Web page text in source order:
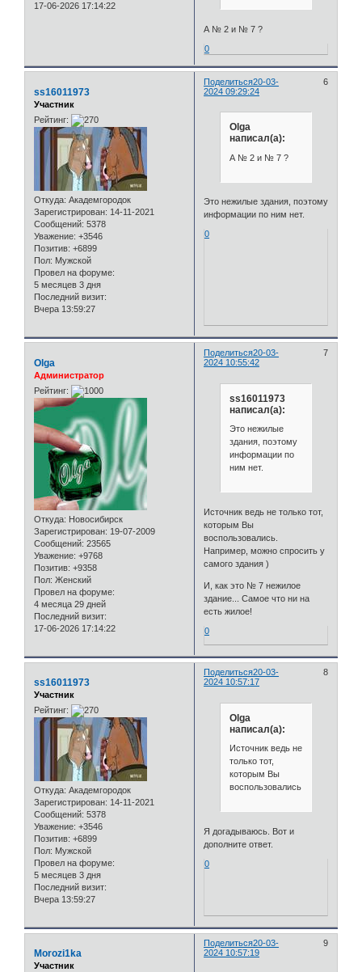
17-06-2026 17:14:22
А № 2 и № 7 ?
0
Поделиться 6
20-03-
2024 09:29:24
ss16011973
Участник
Рейтинг:
Откуда: Академгородок
Зарегистрирован: 14-11-2021
Сообщений: 5378
Уважение: +3546
Позитив: +6899
Пол: Мужской
Провел на форуме:
5 месяцев 3 дня
Последний визит:
Вчера 13:59:27
Olga
написал(а):
А № 2 и № 7 ?
Это нежилые здания, поэтому
информации по ним нет.
0
Поделиться 7
20-03-
2024 10:55:42
Olga
Администратор
Рейтинг:
Откуда: Новосибирск
Зарегистрирован: 19-07-2009
Сообщений: 23565
Уважение: +9768
Позитив: +9358
Пол: Женский
Провел на форуме:
4 месяца 29 дней
Последний визит:
17-06-2026 17:14:22
ss16011973
написал(а):
Это нежилые
здания, поэтому
информации по
ним нет.
Источник ведь не только тот,
которым Вы
воспользовались.
Например, можно спросить у
самого здания )
И, как это № 7 нежилое
здание... Самое что ни на
есть жилое!
0
Поделиться 8
20-03-
2024 10:57:17
ss16011973
Участник
Рейтинг:
Откуда: Академгородок
Зарегистрирован: 14-11-2021
Сообщений: 5378
Уважение: +3546
Позитив: +6899
Пол: Мужской
Провел на форуме:
5 месяцев 3 дня
Последний визит:
Вчера 13:59:27
Olga
написал(а):
Источник ведь не
только тот,
которым Вы
воспользовались.
Я догадываюсь. Вот и
дополните ответ.
0
Поделиться 9
20-03-
2024 10:57:19
Morozi1ka
Участник